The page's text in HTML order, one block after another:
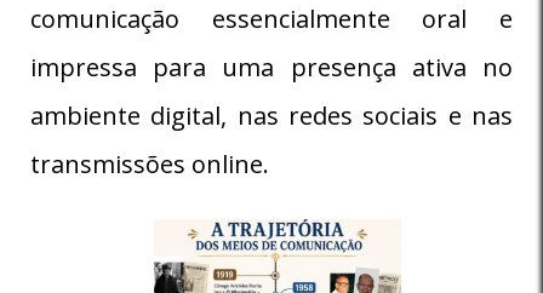
comunicação essencialmente oral e
impressa para uma presença ativa no
ambiente digital, nas redes sociais e nas
transmissões online.